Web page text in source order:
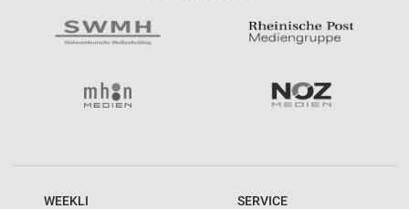
WEEKLI SERVICE